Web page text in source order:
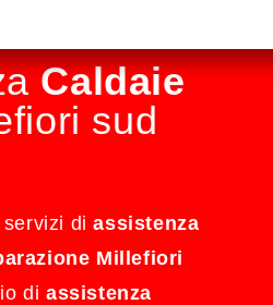
Caldaie
sud
servizi diassistenza
Millefiori
diassistenza